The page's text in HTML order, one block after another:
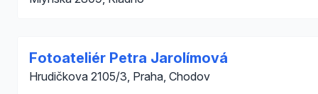
Fotoateliér Petra Jarolímová
Hrudičkova 2105/3, Praha, Chodov